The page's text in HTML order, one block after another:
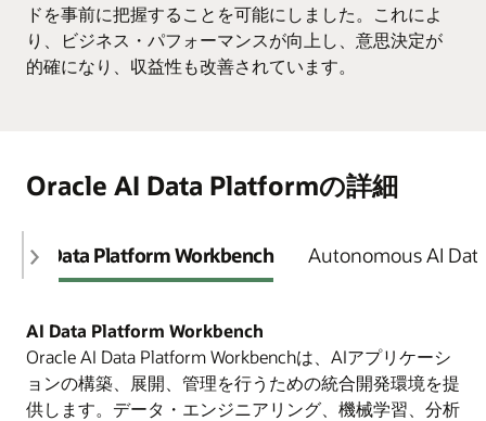
ドを事前に把握することを可能にしました。これによ
り、ビジネス・パフォーマンスが向上し、意思決定が
的確になり、収益性も改善されています。
Oracle AI Data Platformの詳細
AI Data Platform Workbench Autonomous AI
AI Data Platform Workbench
Oracle AI Data Platform Workbenchは、AIアプリケーシ
ョンの構築、展開、管理を行うための統合開発環境を提
供します 。データ・エンジニアリング、機械学習、分析